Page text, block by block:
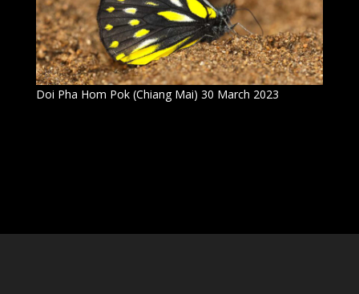
Doi Pha Hom Pok (Chiang Mai) 30 March 2023